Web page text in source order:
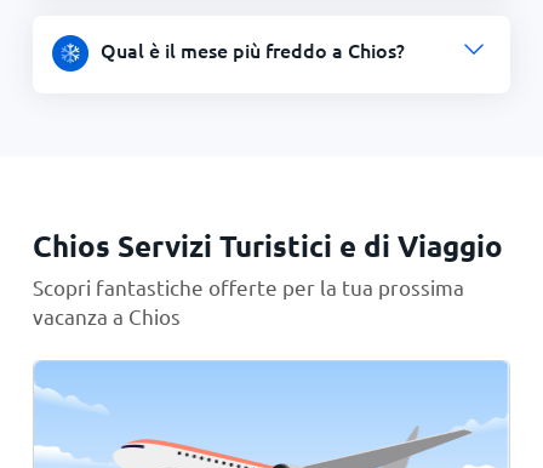
Qual è il mese più freddo a Chios?
Chios Servizi Turistici e di Viaggio
Scopri fantastiche offerte per la tua prossima
vacanza a Chios